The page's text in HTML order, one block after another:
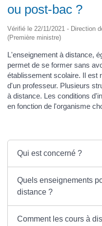
ou post-bac ?
Vérifié le 22/11/2021 - Direction
(Première ministre)
L'enseignement à distance,
permet de se former sans
établissement scolaire. Il est
d'un professeur. Plusieurs
à distance. Les conditions
en fonction de l'organisme
Qui est concerné ?
Quels enseignements
distance ?
Comment les cours à